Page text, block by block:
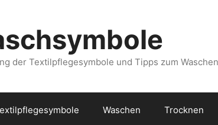
der Textilpflegesymbole und Tipps zum Waschen
Waschen Trocknen